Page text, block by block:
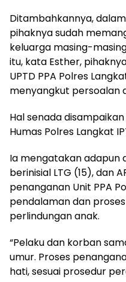
Ditambahkannya,
pihaknya sudah
keluarga masing-
itu, kata Esther,
UPTD PPA Polres
menyangkut persoalan
Hal senada
Humas Polres Langkat
Ia mengatakan adapun
berinisial LTG (15), dan
penanganan Unit PPA
pendalaman dan
perlindungan anak.
“Pelaku dan korban
umur. Proses
hati, sesuai prosedur